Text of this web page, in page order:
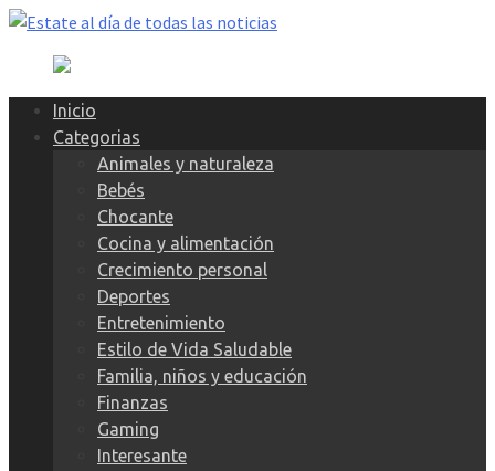
Skip
content
Inicio
Categorias
Animales y naturaleza
Bebés
Chocante
Cocina y alimentación
Crecimiento personal
Deportes
Entretenimiento
Estilo de Vida Saludable
Familia, niños y educación
Finanzas
Gaming
Interesante